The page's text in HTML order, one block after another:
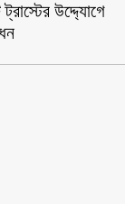
উদ্দ্যোগে